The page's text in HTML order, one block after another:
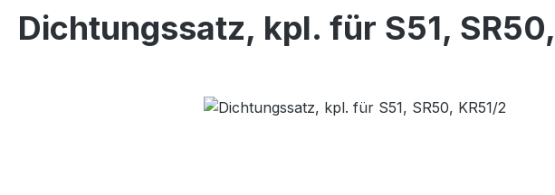
Dichtungssatz, kpl. für S51,